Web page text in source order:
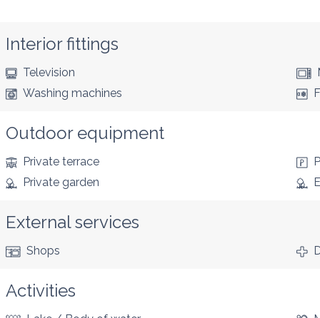
Interior fittings
Television
Washing machines
Outdoor equipment
Private terrace
Private garden
External services
Shops
Activities